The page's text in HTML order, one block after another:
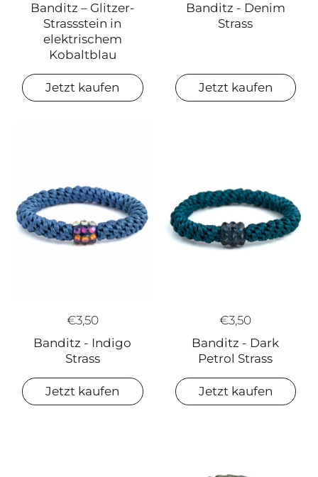
Banditz – Glitzer-
Strassstein in
elektrischem
Kobaltblau
Jetzt kaufen
Banditz - Denim
Strass
Jetzt kaufen
€3,50
Banditz - Indigo
Strass
Jetzt kaufen
€3,50
Banditz - Dark
Petrol Strass
Jetzt kaufen